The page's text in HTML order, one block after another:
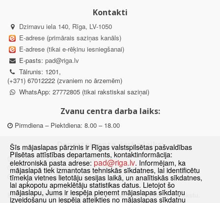
Kontakti
Dzirnavu iela 140, Rīga, LV-1050
E-adrese (primārais saziņas kanāls)
E-adrese (tikai e-rēķinu iesniegšanai)
E-pasts: pad@riga.lv
Tālrunis: 1201,
(+371) 67012222 (zvaniem no ārzemēm)
WhatsApp: 27772805 (tikai rakstiskai saziņai)
Zvanu centra darba laiks:
Pirmdiena – Piektdiena: 8.00 – 18.00
Departamenta darba laiks:
Pirmdiena, Ceturtdiena: 8.30 – 18.00
Otrdiena, Trešdiena: 8.30 – 17.00
Piektdiena: 8.30 – 15.00
Klātienes konsultācijas pieejamas tikai ar iepriekšēju pierakstu.
Šīs mājaslapas pārzinis ir Rīgas valstspilsētas pašvaldības
Pilsētas attīstības departaments, kontaktinformācija:
elektroniskā pasta adrese: pad@riga.lv. Informējam, ka
mājaslapā tiek izmantotas tehniskās sīkdatnes, lai identificētu
tīmekļa vietnes lietotāju sesijas laikā, un analītiskās sīkdatnes,
lai apkopotu apmeklētāju statistikas datus. Lietojot šo
mājaslapu, Jums ir iespēja pieņemt mājaslapas sīkdatņu
izveidošanu un iespēja atteikties no mājaslapas sīkdatņu